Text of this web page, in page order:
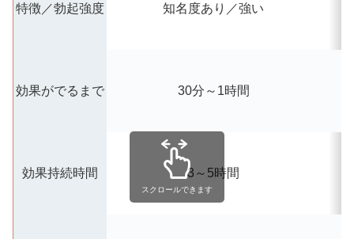
特徴／勃起強度 知名度あり／強い
効果がでるまで 30分～1時間
効果持続時間 3～5時間
スクロールできます